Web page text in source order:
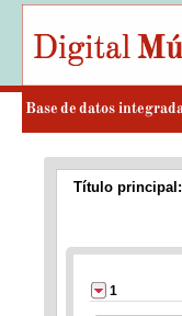
Título principal:
1